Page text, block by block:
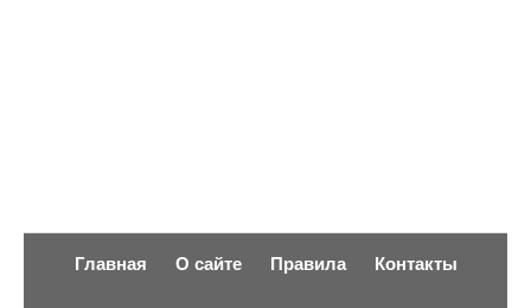
Главная О сайте Правила Контакты